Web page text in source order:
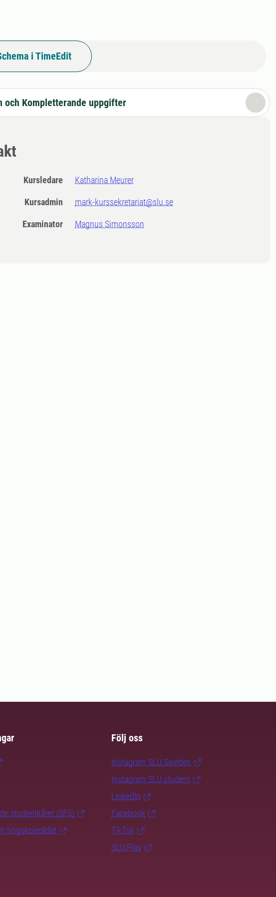
i TimeEdit
och Kompletterande uppgifter
Kursledare Katharina Meurer
Kursadmin mark-kurssekretariat@slu.se
Examinator Magnus Simonsson
studentkårer (SFS)
högskolerådet
Följ oss
Instagram SLU.Sweden
Instagram SLU.student
LinkedIn
Facebook
TikTok
SLU Play